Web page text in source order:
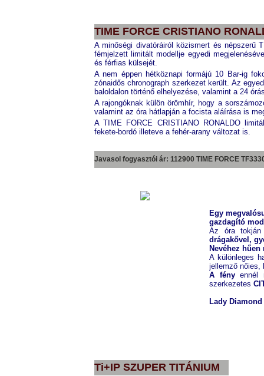
TIME FORCE CRISTIANO
A minőségi divatóráiról közismert és népszerű
fémjelzett limitált modellje egyedi
és férfias külsejét.
A nem éppen hétköznapi formájú 10 Bar-ig
zónaidős chronograph szerkezet került. Az
baloldalon történő elhelyezése, valamint a 24
A rajongóknak külön örömhír, hogy a
valamint az óra hátlapján a focista aláírása is
A TIME FORCE CRISTIANO RONALDO
fekete-bordó illeteve a fehér-arany változat is.
Javasol fogyasztói ár: 112900 TIME FORCE
Egy
gazdagító
Az óra
drágakővel,
Nevéhez
A különleges
jellemző nőies,
A fényennél
szerkezetes
Lady
Ti+IP SZUPER TITÁNIUM